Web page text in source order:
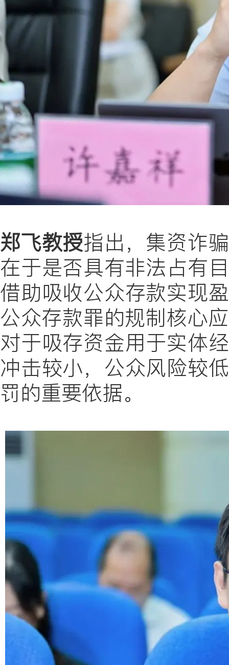
郑飞教授指出，集资诈
在于是否具有非法占有
借助吸收公众存款实现
公众存款罪的规制核心
对于吸存资金用于实体
冲击较小，公众风险较
罚的重要依据。